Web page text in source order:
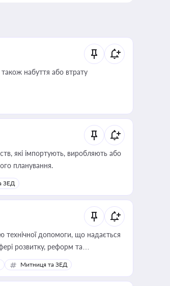
набуття або втрату
які імпортують, виробляють або
планування.
ЗЕД
технічної допомоги, що надається
розвитку, реформ та
Митниця та ЗЕД